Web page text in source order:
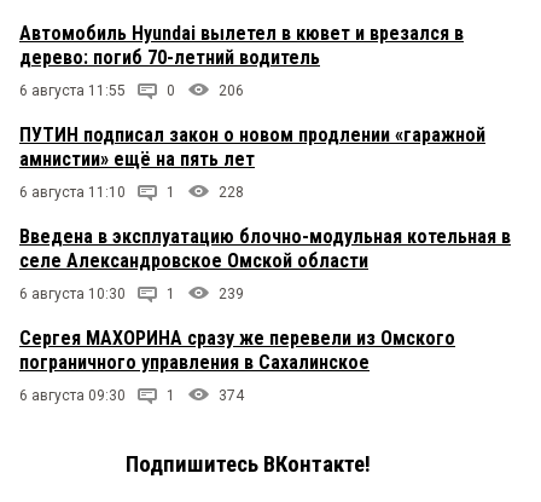
Автомобиль Hyundai вылетел в кювет и врезался в
дерево: погиб 70-летний водитель
6 августа 11:55 0 206
ПУТИН подписал закон о новом продлении «гаражной
амнистии» ещё на пять лет
6 августа 11:10 1 228
Введена в эксплуатацию блочно-модульная котельная в
селе Александровское Омской области
6 августа 10:30 1 239
Сергея МАХОРИНА сразу же перевели из Омского
пограничного управления в Сахалинское
6 августа 09:30 1 374
Подпишитесь ВКонтакте!